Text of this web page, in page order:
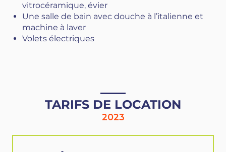
vitrocéramique, évier
Une salle de bain avec douche à l’italienne et
machine à laver
Volets électriques
TARIFS DE LOCATION
2023